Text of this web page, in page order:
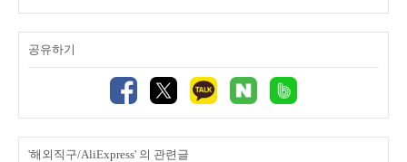
공유하기
'해외직구/AliExpress' 의 관련글